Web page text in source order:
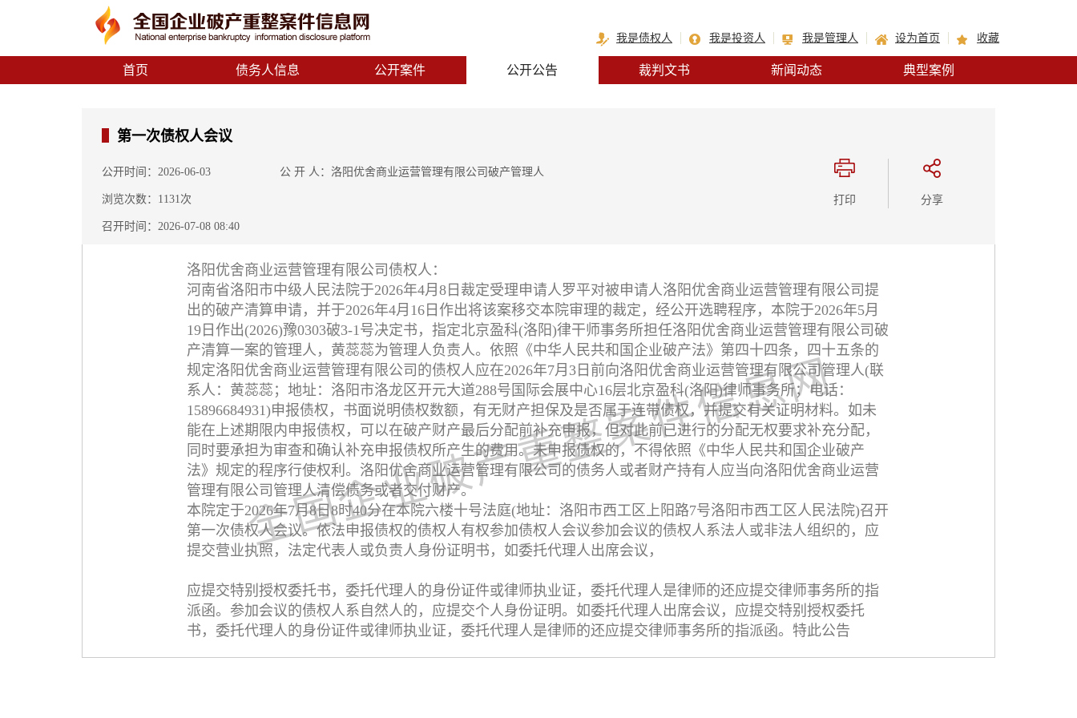
我是债权人 我是投资人 我是管理人 设为首页 收藏
首页 债务人信息 公开案件 公开公告 裁判文书 新闻动态 典型案例
第一次债权人会议
公开时间：2026-06-03 公 开 人：洛阳优舍商业运营管理有限公司破产管理人
浏览次数：1131次
召开时间： 2026-07-08 08:40
打印 分享
洛阳优舍商业运营管理有限公司债权人：
河南省洛阳市中级人民法院于2026年4月8日裁定受理申请人罗平对被申请人洛阳优舍商业运营管理有限公司提
出的破产清算申请，并于2026年4月16日作出将该案移交本院审理的裁定，经公开选聘程序，本院于2026年5月
19日作出(2026)豫0303破3-1号决定书，指定北京盈科(洛阳)律干师事务所担任洛阳优舍商业运营管理有限公司破
产清算一案的管理人，黄蕊蕊为管理人负责人。依照《中华人民共和国企业破产法》第四十四条，四十五条的
规定洛阳优舍商业运营管理有限公司的债权人应在2026年7月3日前向洛阳优舍商业运营管理有限公司管理人(联
系人：黄蕊蕊；地址：洛阳市洛龙区开元大道288号国际会展中心16层北京盈科(洛阳)律师事务所；电话：
15896684931)申报债权，书面说明债权数额，有无财产担保及是否属于连带债权，并提交有关证明材料。如未
能在上述期限内申报债权，可以在破产财产最后分配前补充申报，但对此前已进行的分配无权要求补充分配，
同时要承担为审查和确认补充申报债权所产生的费用。未申报债权的，不得依照《中华人民共和国企业破产
法》规定的程序行使权利。洛阳优舍商业运营管理有限公司的债务人或者财产持有人应当向洛阳优舍商业运营
管理有限公司管理人清偿债务或者交付财产。
本院定于2026年7月8日8时40分在本院六楼十号法庭(地址：洛阳市西工区上阳路7号洛阳市西工区人民法院)召开
第一次债权人会议。依法申报债权的债权人有权参加债权人会议参加会议的债权人系法人或非法人组织的，应
提交营业执照，法定代表人或负责人身份证明书，如委托代理人出席会议，
应提交特别授权委托书，委托代理人的身份证件或律师执业证，委托代理人是律师的还应提交律师事务所的指
派函。参加会议的债权人系自然人的，应提交个人身份证明。如委托代理人出席会议，应提交特别授权委托
书，委托代理人的身份证件或律师执业证，委托代理人是律师的还应提交律师事务所的指派函。特此公告